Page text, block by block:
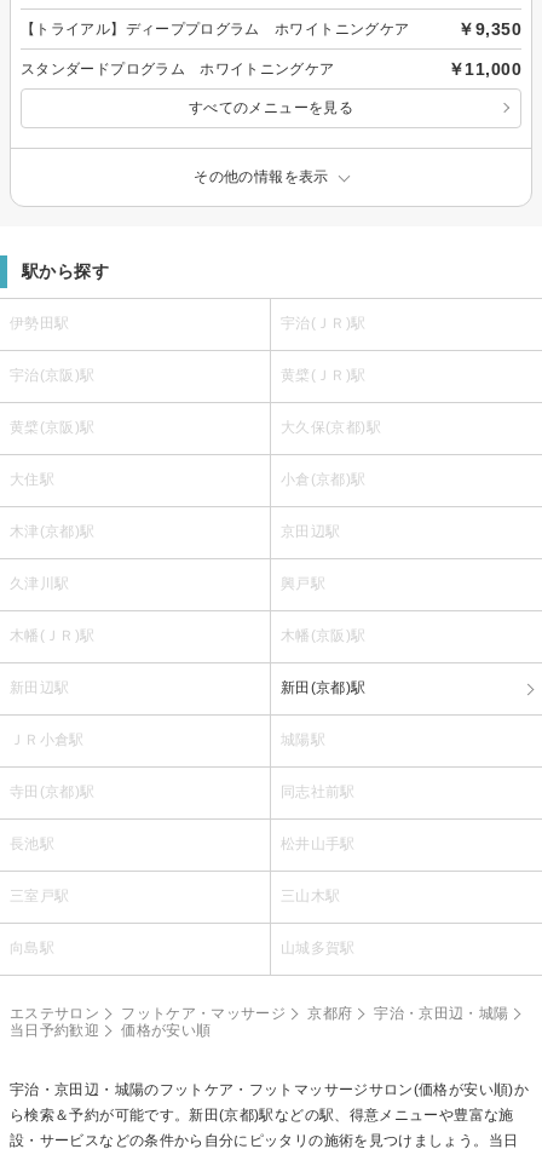
【トライアル】ディーププログラム ホワイトニングケア ￥9,350
スタンダードプログラム ホワイトニングケア ￥11,000
すべてのメニューを見る
その他の情報を表示
駅から探す
伊勢田駅 宇治(ＪＲ)駅
宇治(京阪)駅 黄檗(ＪＲ)駅
黄檗(京阪)駅 大久保(京都)駅
大住駅 小倉(京都)駅
木津(京都)駅 京田辺駅
久津川駅 興戸駅
木幡(ＪＲ)駅 木幡(京阪)駅
新田辺駅 新田(京都)駅
ＪＲ小倉駅 城陽駅
寺田(京都)駅 同志社前駅
長池駅 松井山手駅
三室戸駅 三山木駅
向島駅 山城多賀駅
エステサロン フットケア・マッサージ 京都府
宇治・京田辺・城陽
当日予約歓迎
価格が安い順
宇治・京田辺・城陽のフットケア・フットマッサージサロン(価格が安い順)か
ら検索＆予約が可能です。新田(京都)駅などの駅、得意メニューや豊富な施
設・サービスなどの条件から自分にピッタリの施術を見つけましょう。当日